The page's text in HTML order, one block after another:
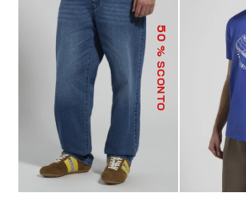
50
% SCONTO